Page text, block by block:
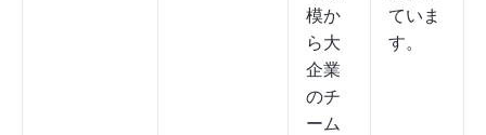
模か
ら大
企業
のチ
ーム
ていま
す。